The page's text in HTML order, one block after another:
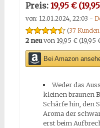
Preis: 19,95 €
von: 12.01.2024, 22:03 -
(37
2 neuvon 19,95 €
Bei Amazon
Weder das
kleinen braunen
Schärfe hin, den
Aroma der
erst beim